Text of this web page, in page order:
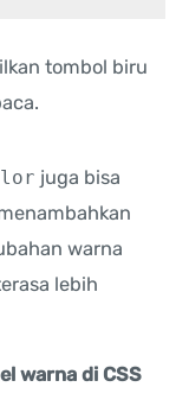
tombol biru
juga bisa
warna
lebih
warna di CSS